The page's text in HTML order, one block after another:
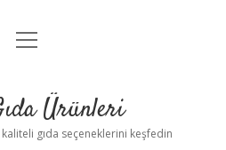
Anasayfa
Uyarı
menüyü
Ürünleri
kaliteli gıda seçeneklerini keşfedin